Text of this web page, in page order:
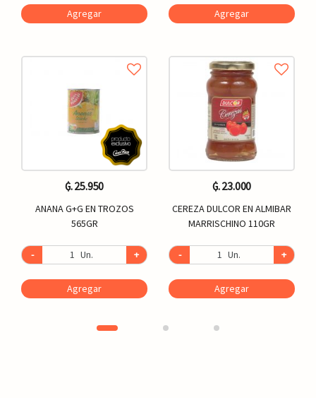
Agregar
₲. 25.950
ANANA G+G EN TROZOS
565GR
- Un. +
Agregar
Agregar
₲. 23.000
CEREZA DULCOR EN ALMIBAR
MARRISCHINO 110GR
- Un. +
Agregar